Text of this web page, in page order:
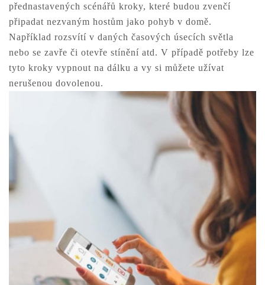
přednastavených scénářů kroky, které budou zvenčí
připadat nezvaným hostům jako pohyb v domě.
Například rozsvítí v daných časových úsecích světla
nebo se zavře či otevře stínění atd. V případě potřeby lze
tyto kroky vypnout na dálku a vy si můžete užívat
nerušenou dovolenou.